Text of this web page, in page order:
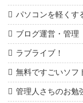
パソコンを軽くす
ブログ運営・管理
ラブライブ！
無料ですごいソフ
管理人さちのお勉